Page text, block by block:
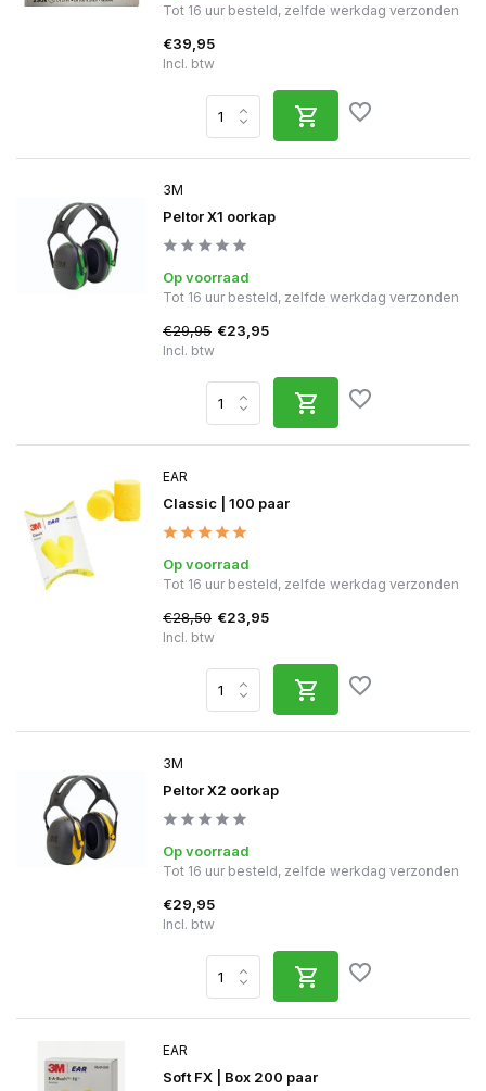
Tot 16 uur besteld, zelfde werkdag verzonden
€39,95
Incl. btw
3M
Peltor X1 oorkap
Op voorraad
Tot 16 uur besteld, zelfde werkdag verzonden
€29,95 €23,95
Incl. btw
EAR
Classic | 100 paar
Op voorraad
Tot 16 uur besteld, zelfde werkdag verzonden
€28,50 €23,95
Incl. btw
3M
Peltor X2 oorkap
Op voorraad
Tot 16 uur besteld, zelfde werkdag verzonden
€29,95
Incl. btw
EAR
Soft FX | Box 200 paar